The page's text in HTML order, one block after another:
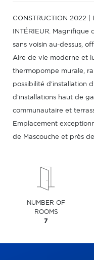
CONSTRUCTION 2022 |
INTÉRIEUR.
sans voisin au-dessus,
Aire de vie moderne et
thermopompe murale,
possibilité d'installation
d'installations haut de
communautaire et
Emplacement
de Mascouche et près
NUMBER OF
ROOMS
7